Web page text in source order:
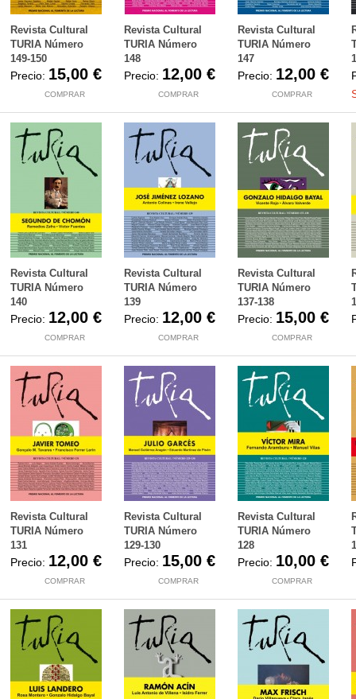
Revista Cultural
TURIA Número
149-150
Precio: 15,00 €
COMPRAR
Revista Cultural
TURIA Número
148
Precio: 12,00 €
COMPRAR
Revista Cultural
TURIA Número
147
Precio: 12,00 €
COMPRAR
Revista Cultural
TURIA Número
140
Precio: 12,00 €
COMPRAR
Revista Cultural
TURIA Número
139
Precio: 12,00 €
COMPRAR
Revista Cultural
TURIA Número
137-138
Precio: 15,00 €
COMPRAR
Revista Cultural
TURIA Número
131
Precio: 12,00 €
COMPRAR
Revista Cultural
TURIA Número
129-130
Precio: 15,00 €
COMPRAR
Revista Cultural
TURIA Número
128
Precio: 10,00 €
COMPRAR